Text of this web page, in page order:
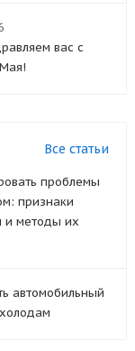
вас с
Все статьи
проблемы
признаки
и методы их
автомобильный